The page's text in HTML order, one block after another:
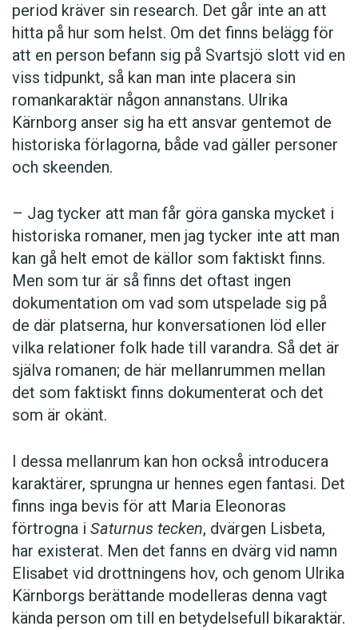
period kräver sin research. Det går inte an att
hitta på hur som helst. Om det finns belägg för
att en person befann sig på Svartsjö slott vid en
viss tidpunkt, så kan man inte placera sin
romankaraktär någon annanstans. Ulrika
Kärnborg anser sig ha ett ansvar gentemot de
historiska förlagorna, både vad gäller personer
och skeenden.
– Jag tycker att man får göra ganska mycket i
historiska romaner, men jag tycker inte att man
kan gå helt emot de källor som faktiskt finns.
Men som tur är så finns det oftast ingen
dokumentation om vad som utspelade sig på
de där platserna, hur konversationen löd eller
vilka relationer folk hade till varandra. Så det är
själva romanen; de här mellanrummen mellan
det som faktiskt finns dokumenterat och det
som är okänt.
I dessa mellanrum kan hon också introducera
karaktärer, sprungna ur hennes egen fantasi. Det
finns inga bevis för att Maria Eleonoras
förtrogna i Saturnus tecken, dvärgen Lisbeta,
har existerat. Men det fanns en dvärg vid namn
Elisabet vid drottningens hov, och genom Ulrika
Kärnborgs berättande modelleras denna vagt
kända person om till en betydelsefull bikaraktär.